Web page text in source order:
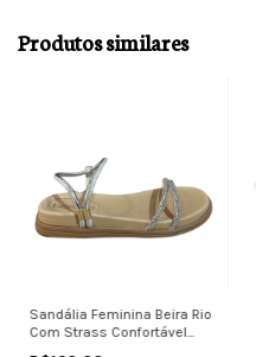
Produtos similares
Sandália Feminina Beira Rio
Com Strass Confortável